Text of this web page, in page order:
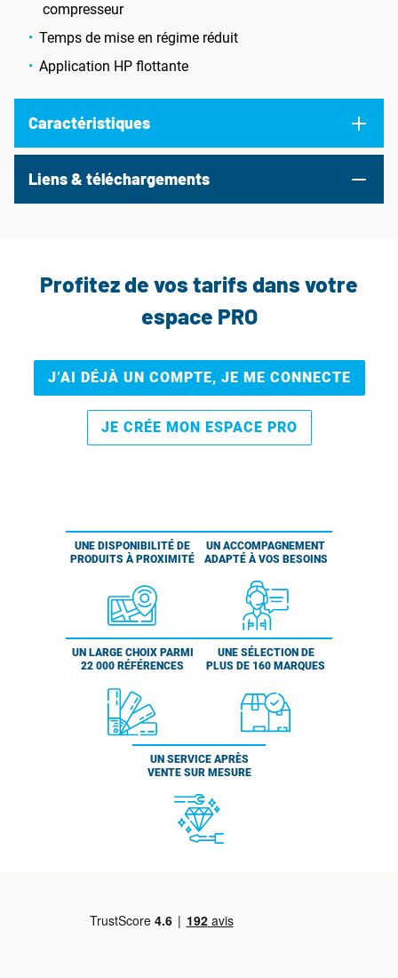
compresseur
Temps de mise en régime réduit
Application HP flottante
Caractéristiques
Liens & téléchargements
Profitez de vos tarifs dans votre
espace PRO
J’AI DÉJÀ UN COMPTE, JE ME CONNECTE
JE CRÉE MON ESPACE PRO
UNE DISPONIBILITÉ DE
PRODUITS À PROXIMITÉ
UN ACCOMPAGNEMENT
ADAPTÉ À VOS BESOINS
UN LARGE CHOIX PARMI
22 000 RÉFÉRENCES
UNE SÉLECTION DE
PLUS DE 160 MARQUES
UN SERVICE APRÈS
VENTE SUR MESURE